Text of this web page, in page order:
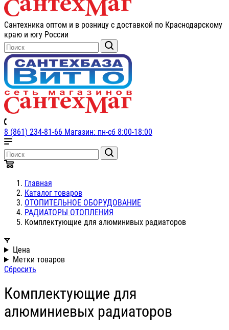
Сантехника оптом и в розницу с доставкой по Краснодарскому
краю и югу России
8 (861) 234-81-66 Магазин: пн-сб 8:00-18:00
Главная
Каталог товаров
ОТОПИТЕЛЬНОЕ ОБОРУДОВАНИЕ
РАДИАТОРЫ ОТОПЛЕНИЯ
Комплектующие для алюминивых радиаторов
Цена
Метки товаров
Сбросить
Комплектующие для
алюминиевых радиаторов